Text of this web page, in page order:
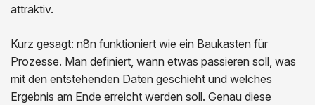
attraktiv.
Kurz gesagt: n8n funktioniert wie ein Baukasten für
Prozesse. Man definiert, wann etwas passieren soll, was
mit den entstehenden Daten geschieht und welches
Ergebnis am Ende erreicht werden soll. Genau diese